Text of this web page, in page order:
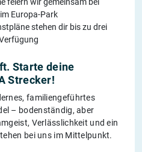
Europa-Park
stehen dir bis zu drei
Starte deine
Strecker!
familiengeführtes
– bodenständig, aber
Verlässlichkeit und ein
bei uns im Mittelpunkt.